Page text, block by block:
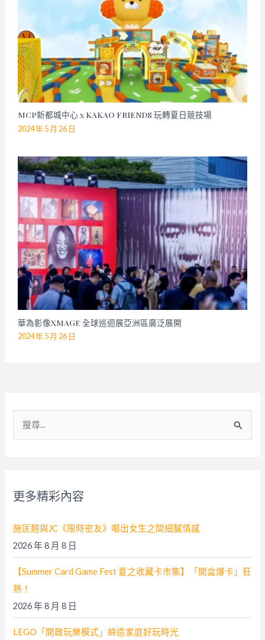
MCP新都城中心 x KAKAO FRIENDS 玩轉夏日競技場
2024 年 5 月 26 日
華為影像XMAGE 全球巡迴展亞洲區廣泛展開
2024 年 5 月 26 日
:
更多精彩內容
施匡翹與JC《限時密友》唱出女生之間細膩情感
2026 年 8 月 8 日
【Summer Card Game Fest 夏之收藏卡市集】「開盒爆卡」狂
熱！
2026 年 8 月 8 日
LEGO「開啟玩樂模式」締造家庭好玩時光